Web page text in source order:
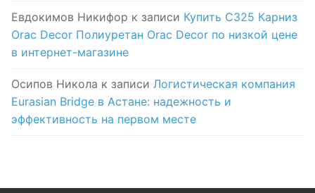
Евдокимов Никифор к записи Купить C325 Карниз
Orac Decor Полиуретан Orac Decor по низкой цене
в интернет-магазине
Осипов Никола к записи Логистическая компания
Eurasian Bridge в Астане: надежность и
эффективность на первом месте